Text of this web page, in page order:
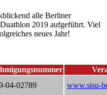
alle Berliner
2019 aufgeführt. Viel
neues Jahr!
04-02789 www.sisu-